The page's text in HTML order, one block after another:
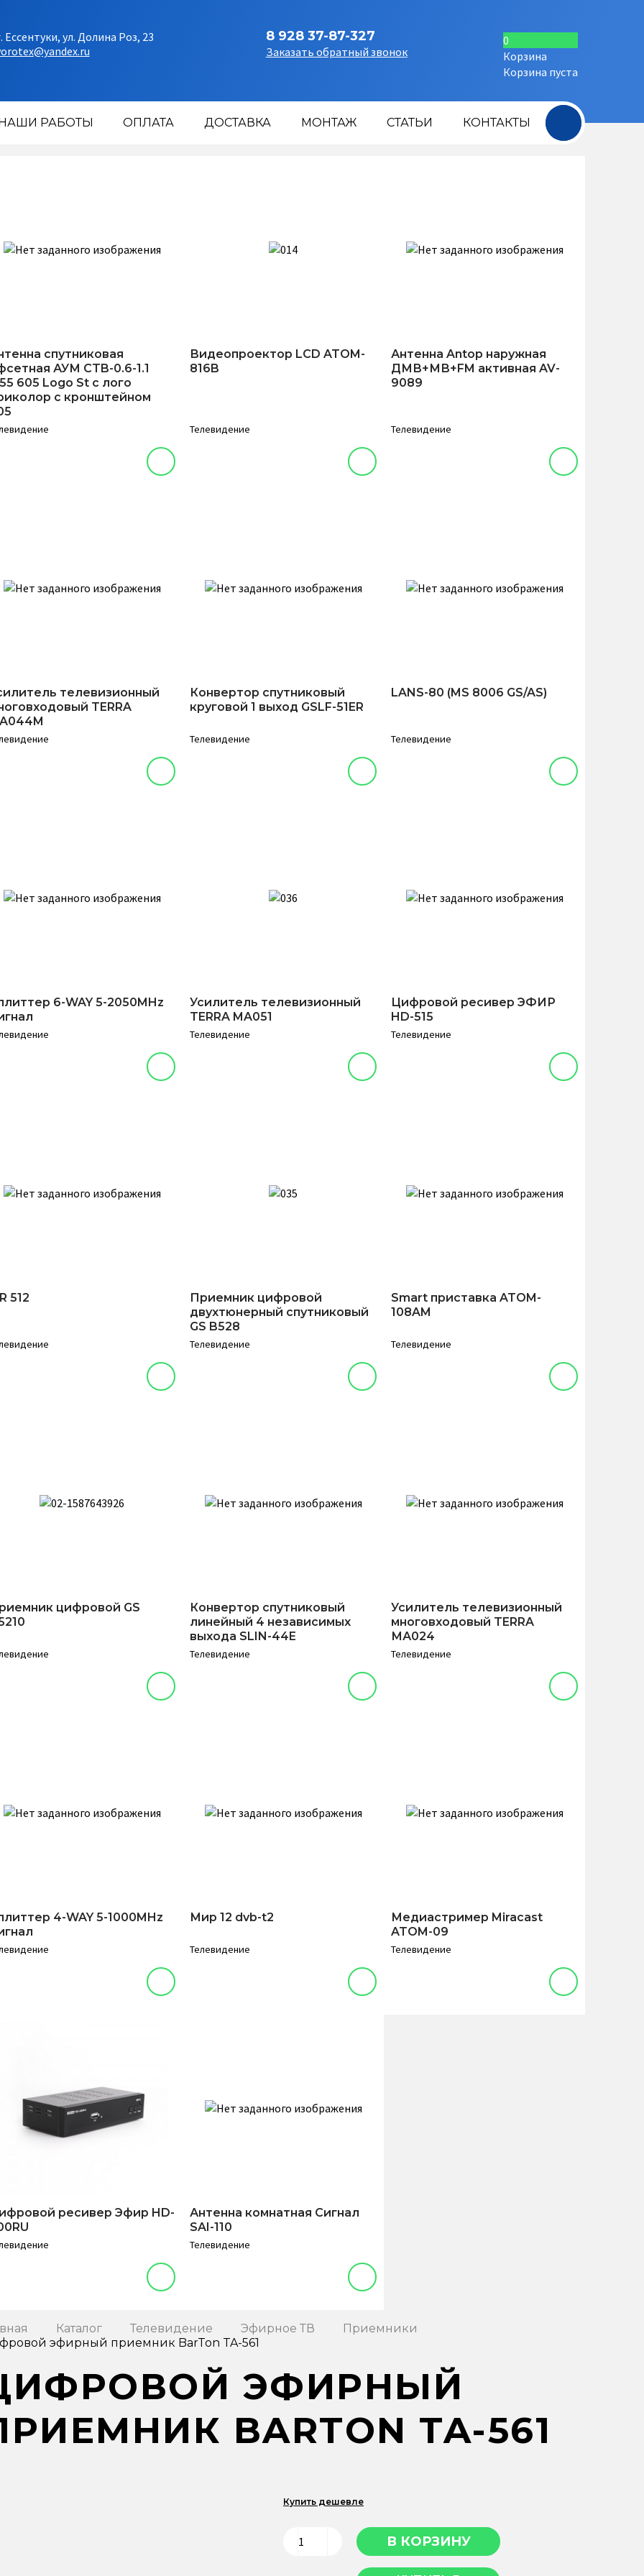
Ессентуки, ул. Долина Роз, 23
8 928 37-87-327
Заказать обратный звонок
0
Корзина
Корзина пуста
РАБОТЫ ОПЛАТА ДОСТАВКА МОНТАЖ СТАТЬИ КОНТАКТЫ +
спутниковая
АУМ CTB-0.6-1.1
605 Logo St с лого
с кронштейном
Видеопроектор LCD ATOM-
816B
Телевидение
Антенна Antop наружная
ДМВ+МВ+FM активная AV-
9089
Телевидение
телевизионный
TERRA
Конвертор спутниковый
круговой 1 выход GSLF-51ER
Телевидение
LANS-80 (MS 8006 GS/AS)
Телевидение
6-WAY 5-2050MHz
Усилитель телевизионный
TERRA MA051
Телевидение
Цифровой ресивер ЭФИР
HD-515
Телевидение
512
Приемник цифровой
двухтюнерный спутниковый
GS B528
Телевидение
Smart приставка ATOM-
108AM
Телевидение
цифровой GS
Конвертор спутниковый
линейный 4 независимых
выхода SLIN-44E
Телевидение
Усилитель телевизионный
многовходовый TERRA
МА024
Телевидение
4-WAY 5-1000MHz
Мир 12 dvb-t2
Телевидение
Медиастример Miracast
ATOM-09
Телевидение
ресивер Эфир HD-
Антенна комнатная Сигнал
SAI-110
Телевидение
Каталог Телевидение Эфирное ТВ
Приемники
эфирный приемник BarTon TA-561
ЭФИРНЫЙ
BARTON TA-561
Купить дешевле